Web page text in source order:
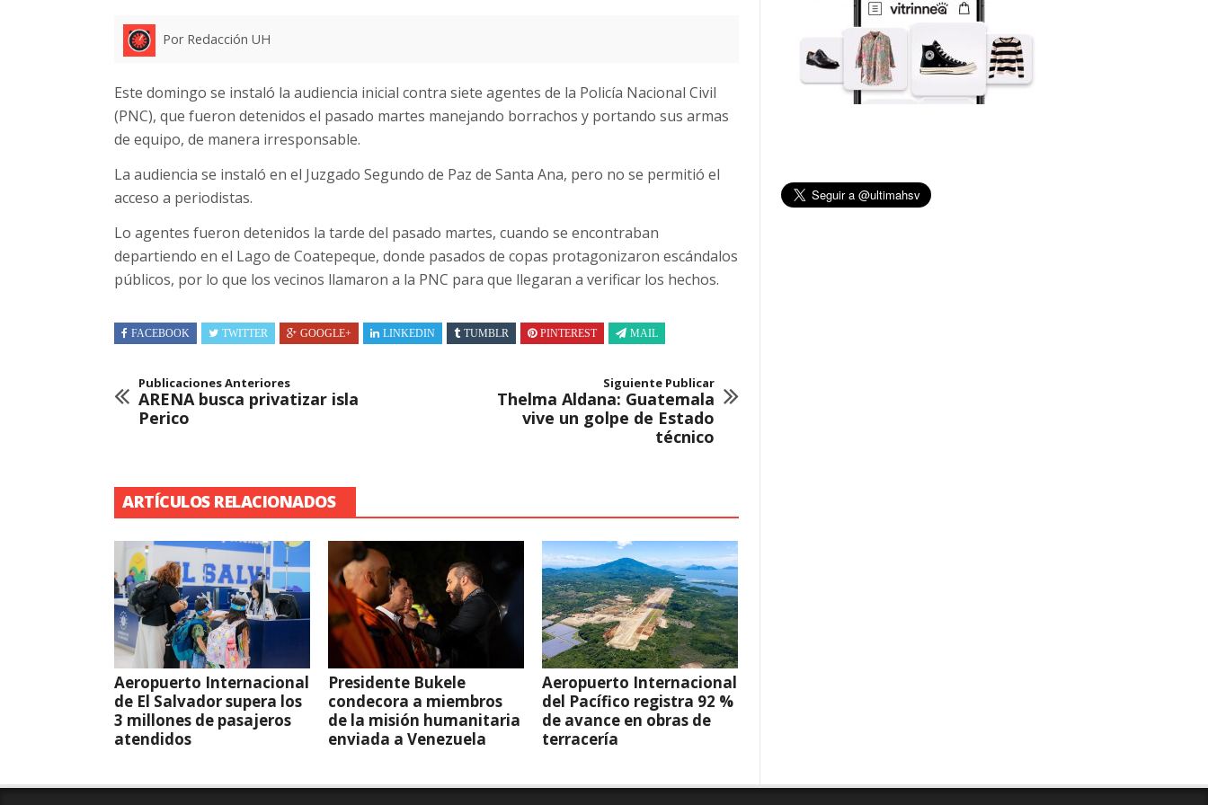
Por Redacción UH
Este domingo se instaló la audiencia inicial contra siete agentes de la Policía Nacional Civil
(PNC), que fueron detenidos el pasado martes manejando borrachos y portando sus armas
de equipo, de manera irresponsable.
La audiencia se instaló en el Juzgado Segundo de Paz de Santa Ana, pero no se permitió el
acceso a periodistas.
Lo agentes fueron detenidos la tarde del pasado martes, cuando se encontraban
departiendo en el Lago de Coatepeque, donde pasados de copas protagonizaron escándalos
públicos, por lo que los vecinos llamaron a la PNC para que llegaran a verificar los hechos.
FACEBOOK TWITTER GOOGLE+ LINKEDIN TUMBLR PINTEREST MAIL
Publicaciones Anteriores
ARENA busca privatizar isla
Perico
Siguiente Publicar
Thelma Aldana: Guatemala
vive un golpe de Estado
técnico
ARTÍCULOS RELACIONADOS
Aeropuerto Internacional
de El Salvador supera los
3 millones de pasajeros
atendidos
Presidente Bukele
condecora a miembros
de la misión humanitaria
enviada a Venezuela
Aeropuerto Internacional
del Pacífico registra 92 %
de avance en obras de
terracería